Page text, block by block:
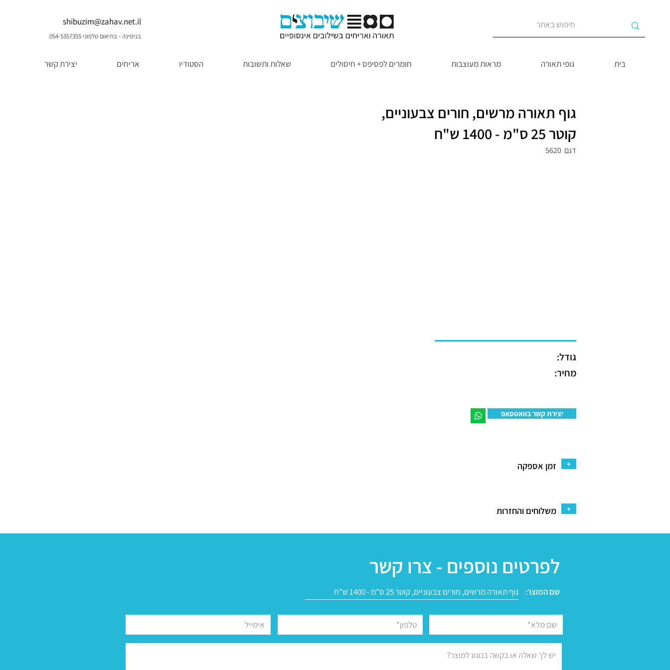
shibuzim@zahav.net.il
בנימינה - בתיאום טלפוני 054-5357355
בית גופי תאורה מראות מעוצבות חומרים לפסיפס + חיסולים שאלות ותשובות הסטודיו אריחים יצירת קשר
גוף תאורה מרשים, חורים צבעוניים,
קוטר 25 ס"מ - 1400 ש"ח
5620 דגם
גודל:
מחיר:
יצירת קשר בוואטסאפ
זמן אספקה +
משלוחים והחזרות +
לפרטים נוספים - צרו קשר
שם המוצר: